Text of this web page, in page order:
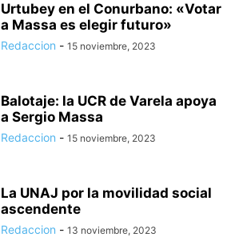
Urtubey en el Conurbano: «Votar
a Massa es elegir futuro»
Redaccion - 15 noviembre, 2023
Balotaje: la UCR de Varela apoya
a Sergio Massa
Redaccion - 15 noviembre, 2023
La UNAJ por la movilidad social
ascendente
Redaccion - 13 noviembre, 2023